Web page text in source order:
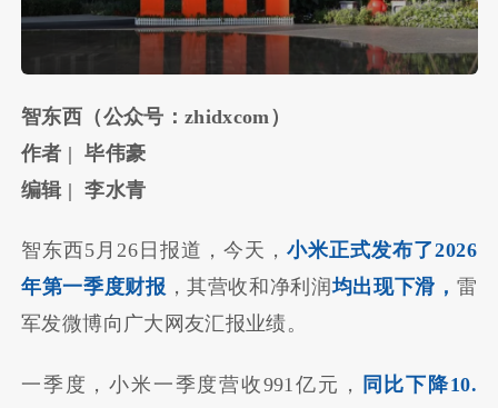
智东西（公众号：zhidxcom）
作者 | 毕伟豪
编辑 | 李水青
智东西5月26日报道，今天，小米正式发布了2026
年第一季度财报 ，其营收和净利润均出现下滑， 雷
军发微博向广大网友汇报业绩。
一季度，小米一季度营收991亿元，
同比下降10.